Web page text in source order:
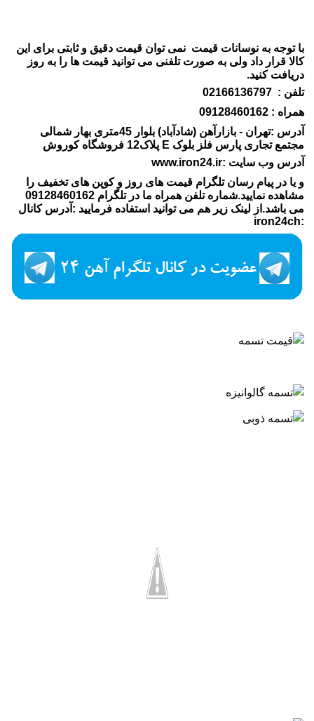
با توجه به نوسانات قیمت نمی توان قیمت دقیق و ثابتی برای این
کالا قرار داد ولی به صورت تلفنی می توانید قیمت ها را به روز
دریافت کنید.
تلفن : 02166136797
همراه : 09128460162
آدرس :تهران - بازارآهن (شادآباد) بلوار 45متری بهار شمالی
مجتمع تجاری پارس فلز بلوک E پلاک12 فروشگاه کوروش
آدرس وب سایت :www.iron24.ir
و یا در پیام رسان تلگرام قیمت های روز و کوپن های تخفیف را
مشاهده نمایید.شماره تلفن همراه ما در تلگرام 09128460162
می باشد.از لینک زیر هم می توانید استفاده فرمایید :آدرس کانال
:iron24ch